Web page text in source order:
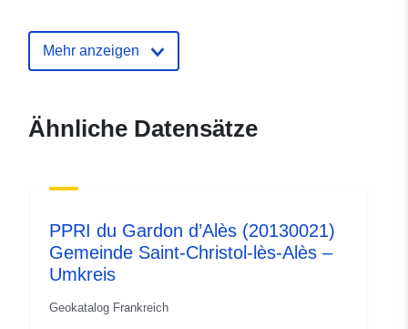
Identifikatoren:
0c626cd1080d
4564-8cb6-0c6cc4e8a91a
Typ:
Ressource:
Mehr anzeigen
Ähnliche Datensätze
PPRI du Gardon d’Alès (20130021)
Gemeinde Saint-Christol-lès-Alès –
Umkreis
Geokatalog Frankreich